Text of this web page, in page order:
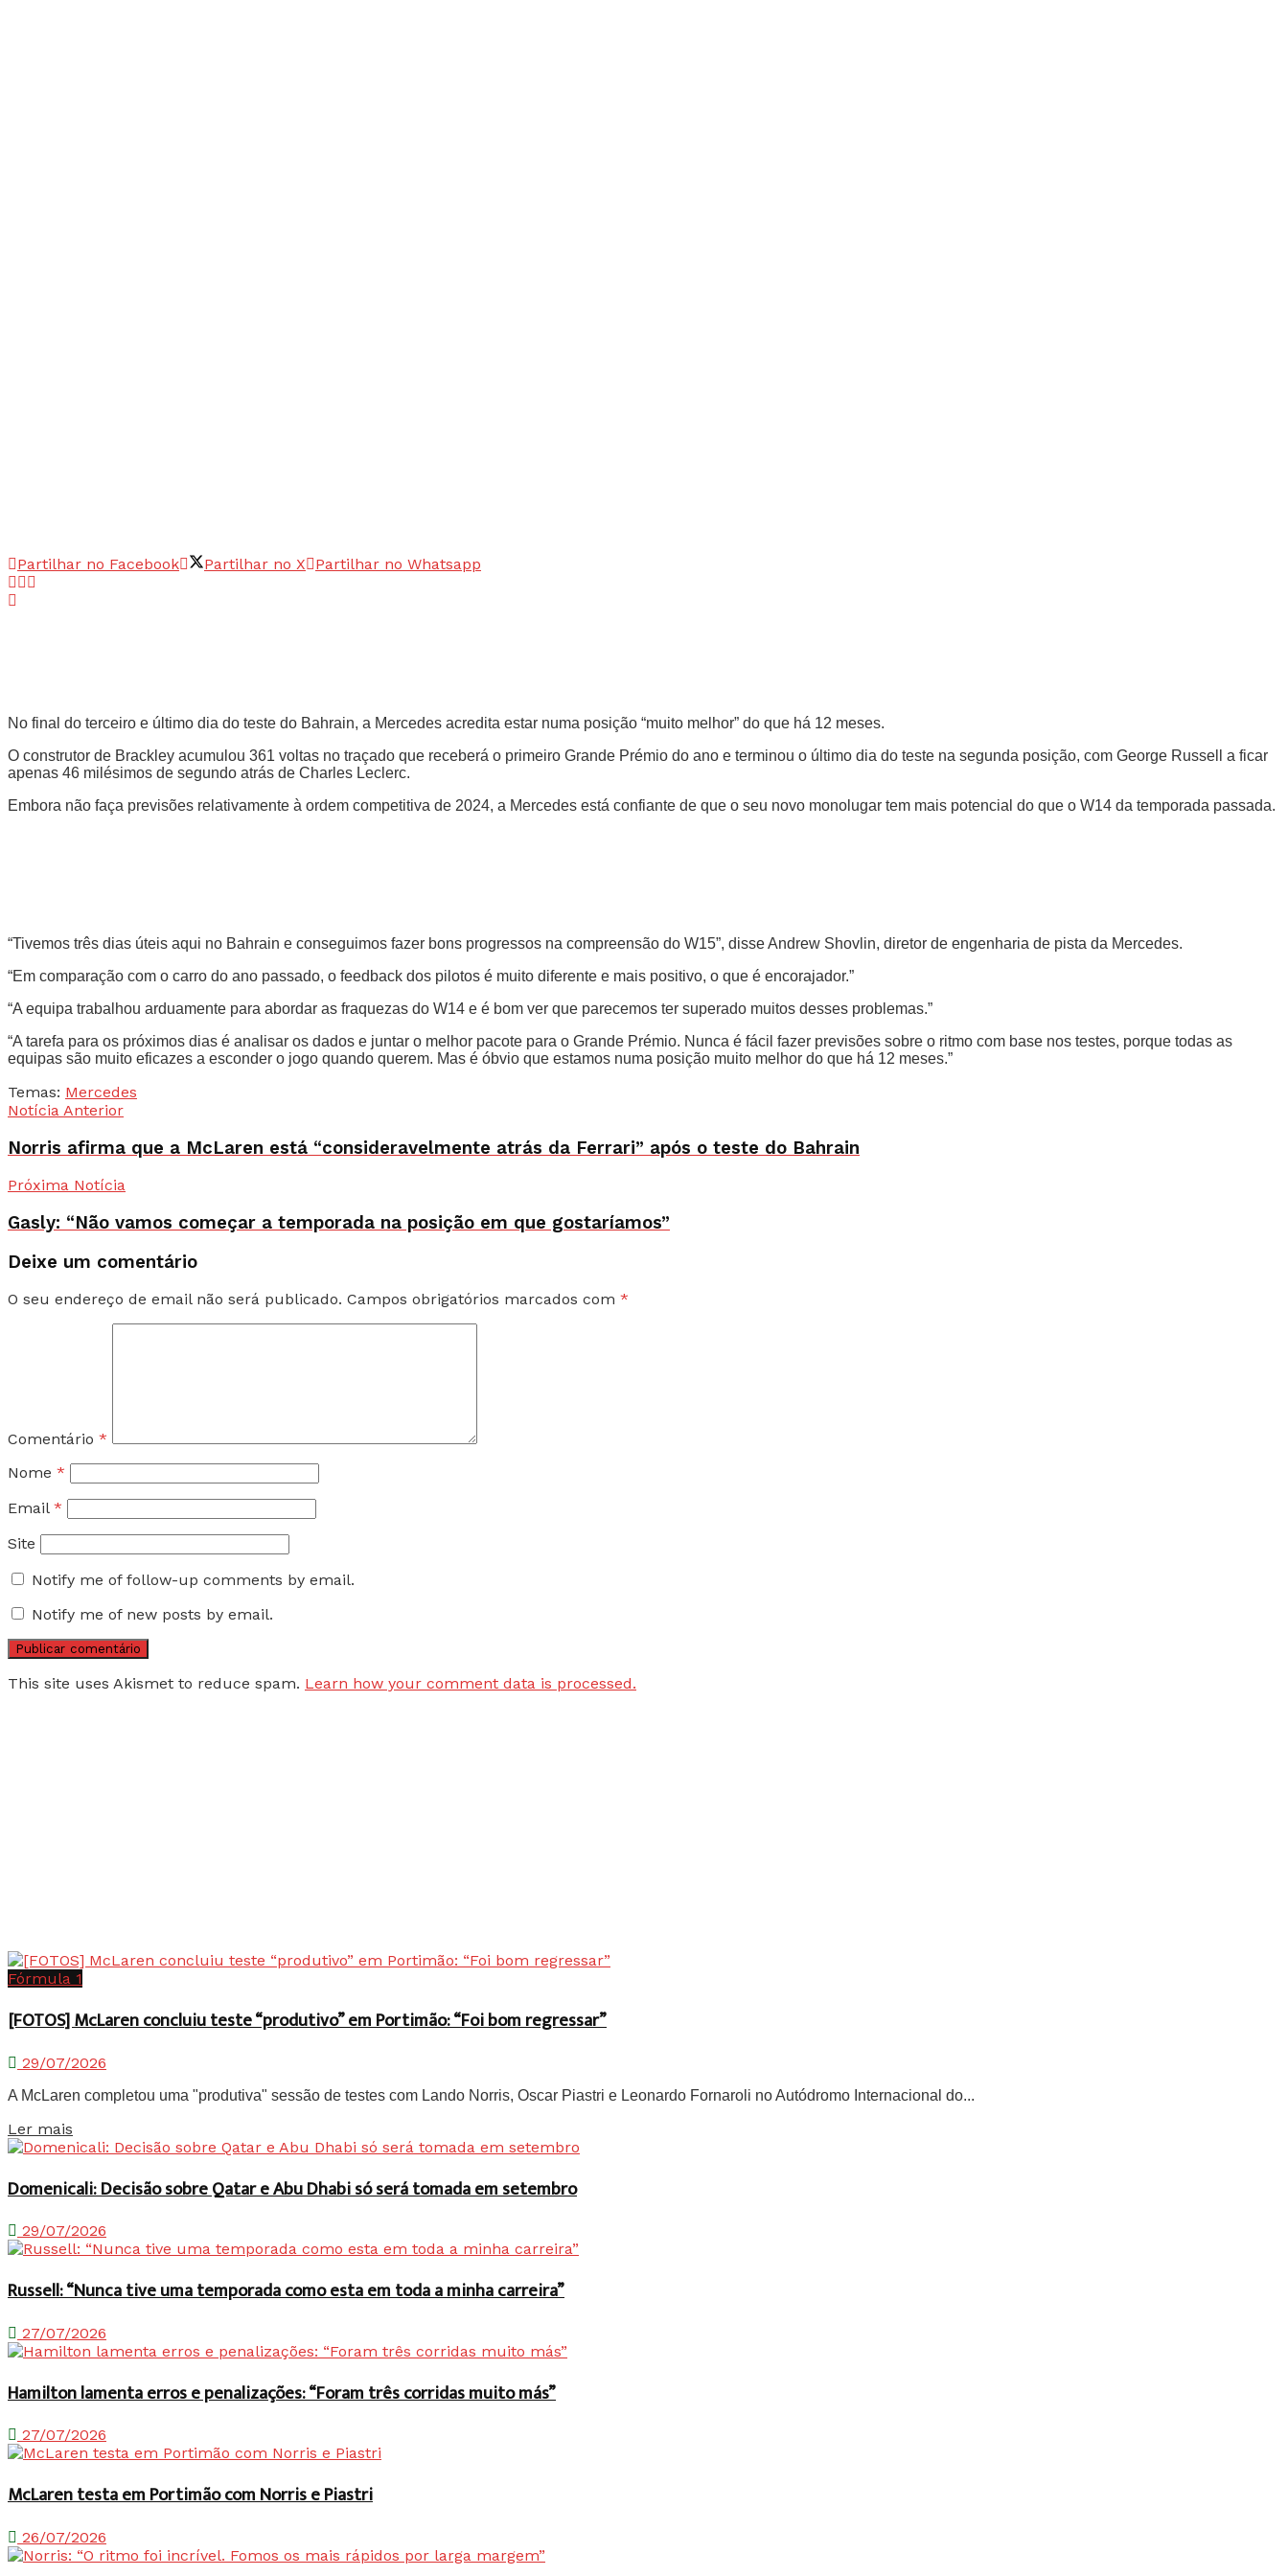
Partilhar no Facebook Partilhar no X Partilhar no Whatsapp
No final do terceiro e último dia do teste do Bahrain, a Mercedes acredita estar numa posição “muito melhor” do que há 12 meses.
O construtor de Brackley acumulou 361 voltas no traçado que receberá o primeiro Grande Prémio do ano e terminou o último dia do teste na segunda posição, com George Russell a ficar
apenas 46 milésimos de segundo atrás de Charles Leclerc.
Embora não faça previsões relativamente à ordem competitiva de 2024, a Mercedes está confiante de que o seu novo monolugar tem mais potencial do que o W14 da temporada passada.
“Tivemos três dias úteis aqui no Bahrain e conseguimos fazer bons progressos na compreensão do W15”, disse Andrew Shovlin, diretor de engenharia de pista da Mercedes.
“Em comparação com o carro do ano passado, o feedback dos pilotos é muito diferente e mais positivo, o que é encorajador.”
“A equipa trabalhou arduamente para abordar as fraquezas do W14 e é bom ver que parecemos ter superado muitos desses problemas.”
“A tarefa para os próximos dias é analisar os dados e juntar o melhor pacote para o Grande Prémio. Nunca é fácil fazer previsões sobre o ritmo com base nos testes, porque todas as
equipas são muito eficazes a esconder o jogo quando querem. Mas é óbvio que estamos numa posição muito melhor do que há 12 meses.”
Temas: Mercedes
Notícia Anterior
Norris afirma que a McLaren está “consideravelmente atrás da Ferrari” após o teste do Bahrain
Próxima Notícia
Gasly: “Não vamos começar a temporada na posição em que gostaríamos”
Deixe um comentário
O seu endereço de email não será publicado. Campos obrigatórios marcados com *
Comentário *
Nome *
Email *
Site
Notify me of follow-up comments by email.
Notify me of new posts by email.
This site uses Akismet to reduce spam. Learn how your comment data is processed.
Fórmula 1
[FOTOS] McLaren concluiu teste “produtivo” em Portimão: “Foi bom regressar”
29/07/2026
A McLaren completou uma "produtiva" sessão de testes com Lando Norris, Oscar Piastri e Leonardo Fornaroli no Autódromo Internacional do...
Ler mais
Domenicali: Decisão sobre Qatar e Abu Dhabi só será tomada em setembro
29/07/2026
Russell: “Nunca tive uma temporada como esta em toda a minha carreira”
27/07/2026
Hamilton lamenta erros e penalizações: “Foram três corridas muito más”
27/07/2026
McLaren testa em Portimão com Norris e Piastri
26/07/2026